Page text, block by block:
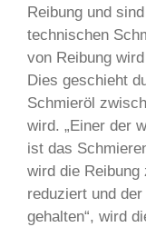
Reibung und
technischen
von Reibung
Dies geschieht
Schmieröl
wird. „Einer der
ist das
wird die Reibung
reduziert und
gehalten“, wird